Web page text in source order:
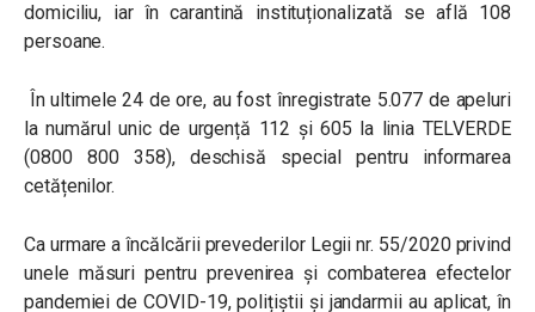
domiciliu, iar în carantină instituționalizată se află 108
persoane.
În ultimele 24 de ore, au fost înregistrate 5.077 de apeluri
la numărul unic de urgență 112 și 605 la linia TELVERDE
(0800 800 358), deschisă special pentru informarea
cetățenilor.
Ca urmare a încălcării prevederilor Legii nr. 55/2020 privind
unele măsuri pentru prevenirea și combaterea efectelor
pandemiei de COVID-19, polițiștii și jandarmii au aplicat, în